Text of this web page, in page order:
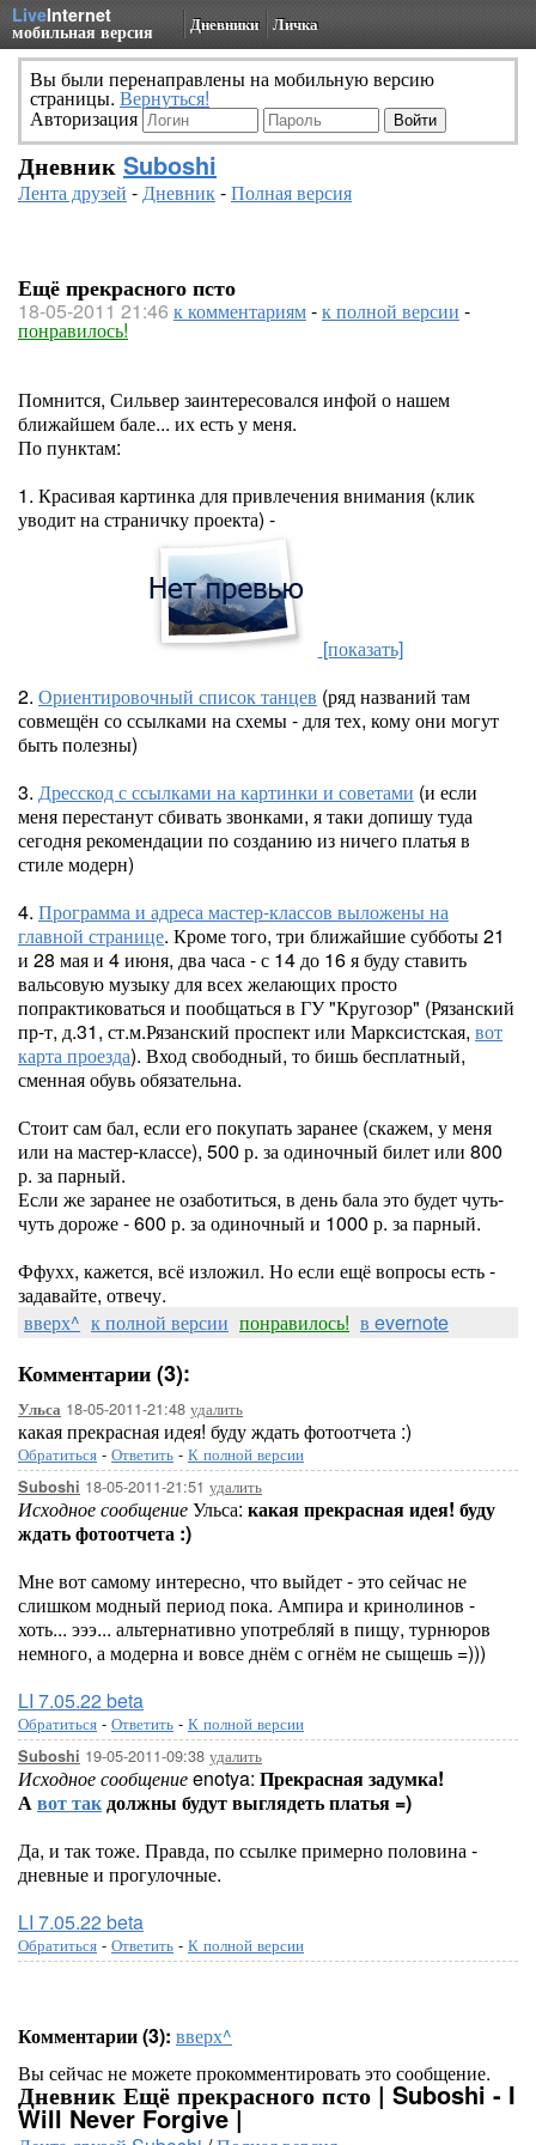
LiveInternet
мобильная версия Дневники Личка
Вы были перенаправлены на мобильную версию
страницы. Вернуться!
Авторизация
Дневник Suboshi
Лента друзей -Дневник-Полная версия
Ещё прекрасного псто
18-05-2011 21:46 к комментариям-к полной версии -
понравилось!
Помнится, Сильвер заинтересовался инфой о нашем
ближайшем бале... их есть у меня.
По пунктам:
1. Красивая картинка для привлечения внимания (клик
уводит на страничку проекта) -
[показать]
2. Ориентировочный список танцев (ряд названий там
совмещён со ссылками на схемы - для тех, кому они могут
быть полезны)
3. Дресскод с ссылками на картинки и советами (и если
меня перестанут сбивать звонками, я таки допишу туда
сегодня рекомендации по созданию из ничего платья в
стиле модерн)
4. Программа и адреса мастер-классов выложены на
главной странице. Кроме того, три ближайшие субботы 21
и 28 мая и 4 июня, два часа - с 14 до 16 я буду ставить
вальсовую музыку для всех желающих просто
попрактиковаться и пообщаться в ГУ "Кругозор" (Рязанский
пр-т, д.31, ст.м.Рязанский проспект или Марксистская, вот
карта проезда). Вход свободный, то бишь бесплатный,
сменная обувь обязательна.
Стоит сам бал, если его покупать заранее (скажем, у меня
или на мастер-классе), 500 р. за одиночный билет или 800
р. за парный.
Если же заранее не озаботиться, в день бала это будет чуть-
чуть дороже - 600 р. за одиночный и 1000 р. за парный.
Ффухх, кажется, всё изложил. Но если ещё вопросы есть -
задавайте, отвечу.
вверх^ к полной версии понравилось! в evernote
Комментарии (3):
Ульса 18-05-2011-21:48 удалить
какая прекрасная идея! буду ждать фотоотчета :)
Обратиться - Ответить - К полной версии
Suboshi 18-05-2011-21:51 удалить
Исходное сообщениеУльса: какая прекрасная идея! буду
ждать фотоотчета :)
Мне вот самому интересно, что выйдет - это сейчас не
слишком модный период пока. Ампира и кринолинов -
хоть... эээ... альтернативно употребляй в пищу, турнюров
немного, а модерна и вовсе днём с огнём не сыщешь =)))
LI 7.05.22 beta
Обратиться - Ответить - К полной версии
Suboshi 19-05-2011-09:38 удалить
Исходное сообщениеenotya: Прекрасная задумка!
Авот такдолжны будут выглядеть платья =)
Да, и так тоже. Правда, по ссылке примерно половина -
дневные и прогулочные.
LI 7.05.22 beta
Обратиться - Ответить - К полной версии
Комментарии (3): вверх^
Вы сейчас не можете прокомментировать это сообщение.
Дневник Ещё прекрасного псто | Suboshi - I
Will Never Forgive |